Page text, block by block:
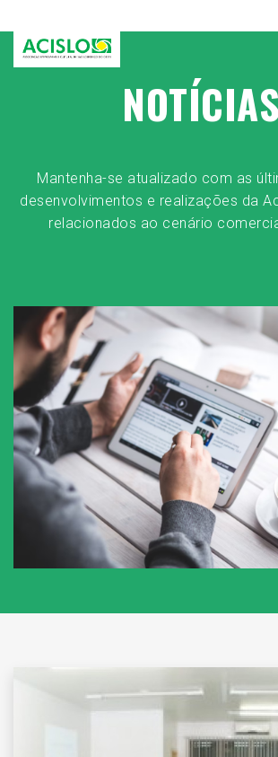
NOTÍCIAS
Mantenha-se atualizado com as
desenvolvimentos e realizações da
relacionados ao cenário